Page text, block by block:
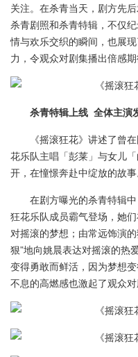
关注。在杀青当天，剧方先
杀青剧照和杀青特辑，不仅
情与欢乐交织的瞬间，也展
力，令观众对剧集播出倍感期
杀青特辑上线 全体主演
《摇滚狂花》讲述了曾在
花乐队主唱「彭莱」与女儿
开，在憧憬奔赴中绽放的故事
在剧方曝光的杀青特辑中
狂花乐队成员霸气登场，她
对摇滚的梦想；由常远饰演
狠”地向姚晨表达对摇滚的热
变得勇敢而鲜活，因为梦想
不息的高燃感也激起了观众对